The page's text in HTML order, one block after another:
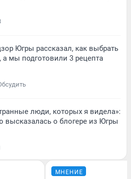
Югры рассказал, как выбрать
а мы подготовили 3 рецепта
люди, которых я видела»:
высказалась о блогере из Югры
МНЕНИЕ